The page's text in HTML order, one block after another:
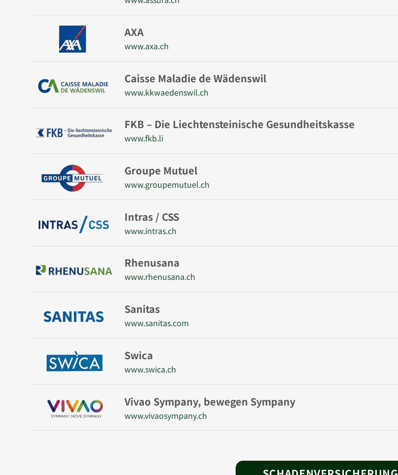
AXA
www.axa.ch
Caisse Maladie de Wädenswil
www.kkwaedenswil.ch
FKB – Die Liechtensteinische Gesundheitskasse
www.fkb.li
Groupe Mutuel
www.groupemutuel.ch
Intras / CSS
www.intras.ch
Rhenusana
www.rhenusana.ch
Sanitas
www.sanitas.com
Swica
www.swica.ch
Vivao Sympany, bewegen Sympany
www.vivaosympany.ch